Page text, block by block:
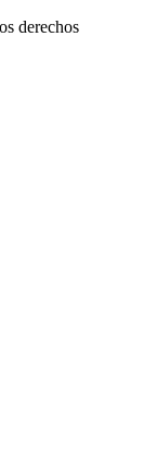
derechos